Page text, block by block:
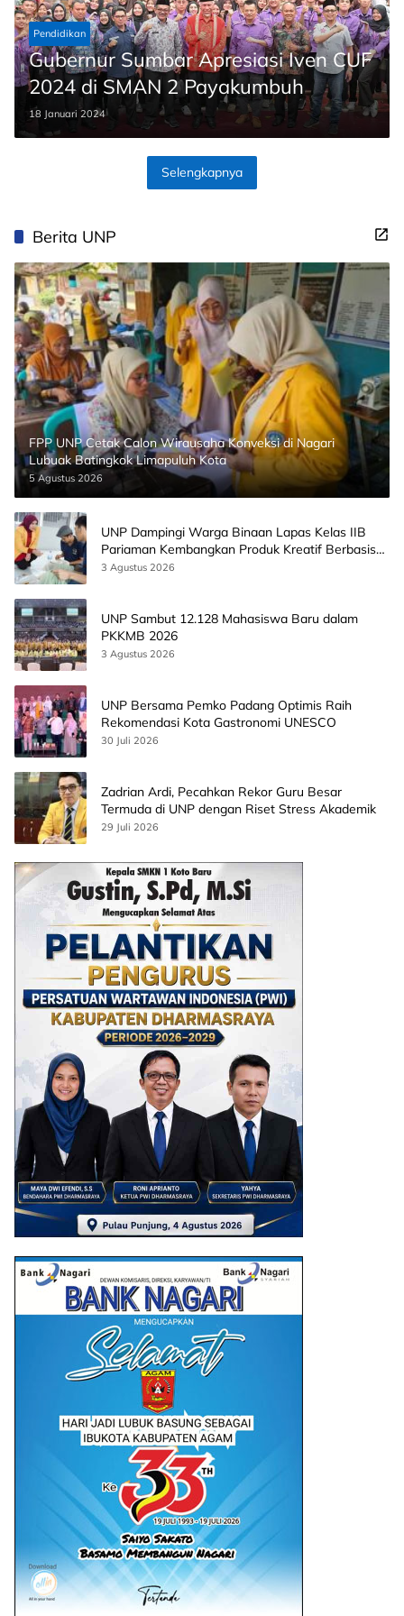
Pendidikan
Gubernur Sumbar Apresiasi Iven CUF
2024 di SMAN 2 Payakumbuh
18 Januari 2024
Selengkapnya
Berita UNP
FPP UNP Cetak Calon Wirausaha Konveksi di Nagari
Lubuak Batingkok Limapuluh Kota
5 Agustus 2026
UNP Dampingi Warga Binaan Lapas Kelas IIB
Pariaman Kembangkan Produk Kreatif Berbasis
AI
3 Agustus 2026
UNP Sambut 12.128 Mahasiswa Baru dalam
PKKMB 2026
3 Agustus 2026
UNP Bersama Pemko Padang Optimis Raih
Rekomendasi Kota Gastronomi UNESCO
30 Juli 2026
Zadrian Ardi, Pecahkan Rekor Guru Besar
Termuda di UNP dengan Riset Stress Akademik
29 Juli 2026